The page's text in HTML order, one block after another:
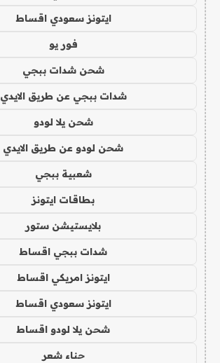
ايتونز سعودي اقساط
فور يو
شحن شدات ببجي
شدات ببجي عن طريق الايدي
شحن يلا لودو
شحن لودو عن طريق الايدي
شعبية ببجي
بطاقات ايتونز
بلايستيشن ستور
شدات ببجي اقساط
ايتونز امريكي اقساط
ايتونز سعودي اقساط
شحن يلا لودو اقساط
حناء شعر